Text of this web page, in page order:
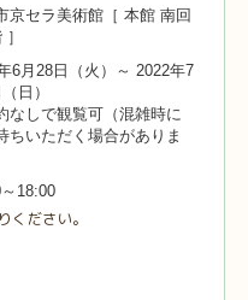
京セラ美術館［ 本館 南回
6月28日（火）～ 2022年7
日）
なしで観覧可（混雑時に
ちいただく場合がありま
18:00
ください。